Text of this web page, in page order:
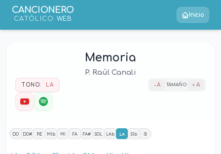
CANCIONERO
CATÓLICO WEB
Inicio
Memoria
P. Raúl Canali
TONO: LA - A TAMAÑO + A
DO DO# RE MIb MI FA FA# SOL LAb LA SIb SI